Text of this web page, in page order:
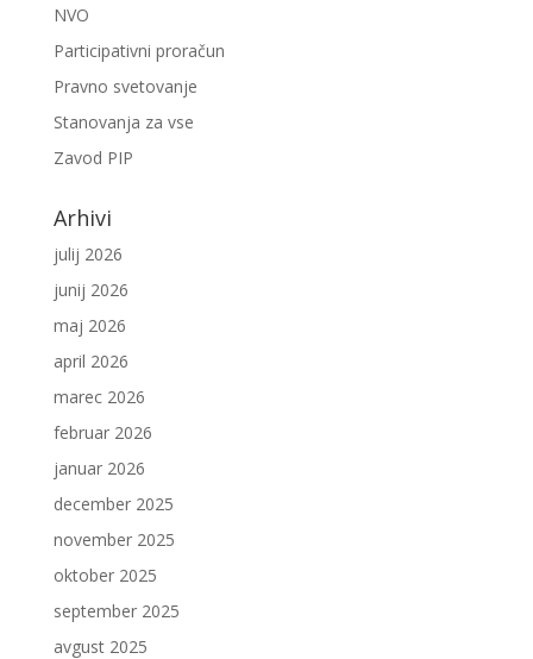
NVO
Participativni proračun
Pravno svetovanje
Stanovanja za vse
Zavod PIP
Arhivi
julij 2026
junij 2026
maj 2026
april 2026
marec 2026
februar 2026
januar 2026
december 2025
november 2025
oktober 2025
september 2025
avgust 2025